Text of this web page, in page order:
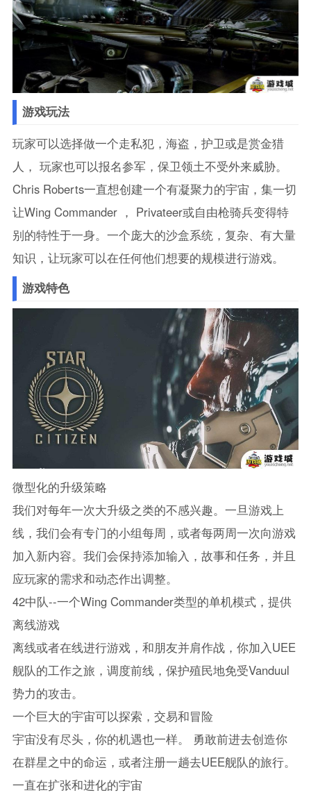
游戏玩法
玩家可以选择做一个走私犯，海盗，护卫或是赏金猎
人， 玩家也可以报名参军，保卫领土不受外来威胁。
Chris Roberts一直想创建一个有凝聚力的宇宙，集一切
让Wing Commander ， Privateer或自由枪骑兵变得特
别的特性于一身。一个庞大的沙盒系统，复杂、有大量
知识，让玩家可以在任何他们想要的规模进行游戏。
游戏特色
微型化的升级策略
我们对每年一次大升级之类的不感兴趣。一旦游戏上
线，我们会有专门的小组每周，或者每两周一次向游戏
加入新内容。我们会保持添加输入，故事和任务，并且
应玩家的需求和动态作出调整。
42中队--一个Wing Commander类型的单机模式，提供
离线游戏
离线或者在线进行游戏，和朋友并肩作战，你加入UEE
舰队的工作之旅，调度前线，保护殖民地免受Vanduul
势力的攻击。
一个巨大的宇宙可以探索，交易和冒险
宇宙没有尽头，你的机遇也一样。 勇敢前进去创造你
在群星之中的命运，或者注册一趟去UEE舰队的旅行。
一直在扩张和进化的宇宙